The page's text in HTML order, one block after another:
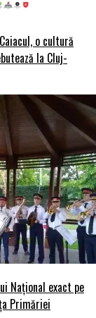
o cultură
la Cluj-
Național exact pe
Primăriei